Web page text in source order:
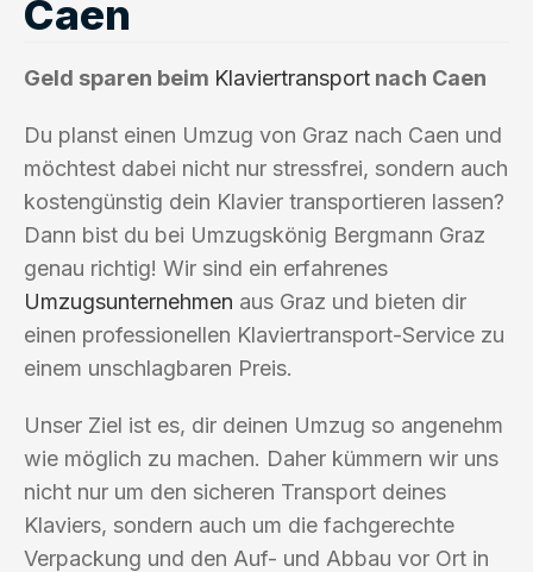
Caen
Geld sparen beim Klaviertransport nach Caen
Du planst einen Umzug von Graz nach Caen und
möchtest dabei nicht nur stressfrei, sondern auch
kostengünstig dein Klavier transportieren lassen?
Dann bist du bei Umzugskönig Bergmann Graz
genau richtig! Wir sind ein erfahrenes
Umzugsunternehmen aus Graz und bieten dir
einen professionellen Klaviertransport-Service zu
einem unschlagbaren Preis.
Unser Ziel ist es, dir deinen Umzug so angenehm
wie möglich zu machen. Daher kümmern wir uns
nicht nur um den sicheren Transport deines
Klaviers, sondern auch um die fachgerechte
Verpackung und den Auf- und Abbau vor Ort in